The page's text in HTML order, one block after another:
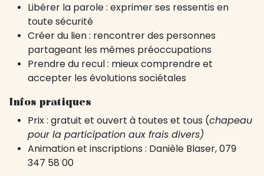
Libérer la parole : exprimer ses ressentis en
toute sécurité
Créer du lien : rencontrer des personnes
partageant les mêmes préoccupations
Prendre du recul : mieux comprendre et
accepter les évolutions sociétales
Infos pratiques
Prix : gratuit et ouvert à toutes et tous (chapeau
pour la participation aux frais divers)
Animation et inscriptions : Danièle Blaser, 079
347 58 00